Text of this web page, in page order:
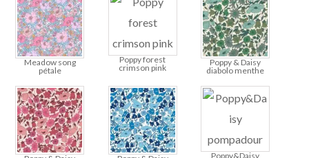
Meadow song
pétale
Poppy forest
crimson pink
Poppy & Daisy
diabolo menthe
Poppy&Daisy